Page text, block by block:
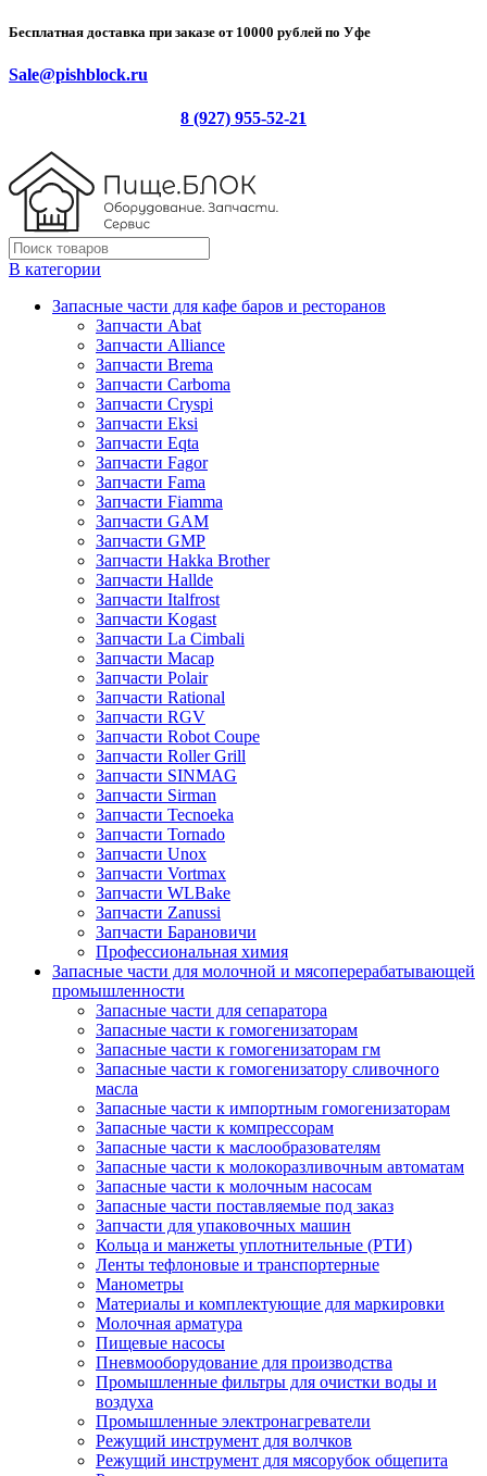
Бесплатная доставка при заказе от 10000 рублей по Уфе
Sale@pishblock.ru
8 (927) 955-52-21
В категории
Запасные части для кафе баров и ресторанов
Запчасти Abat
Запчасти Alliance
Запчасти Brema
Запчасти Carboma
Запчасти Cryspi
Запчасти Eksi
Запчасти Eqta
Запчасти Fagor
Запчасти Fama
Запчасти Fiamma
Запчасти GAM
Запчасти GMP
Запчасти Hakka Brother
Запчасти Hallde
Запчасти Italfrost
Запчасти Kogast
Запчасти La Cimbali
Запчасти Macap
Запчасти Polair
Запчасти Rational
Запчасти RGV
Запчасти Robot Coupe
Запчасти Roller Grill
Запчасти SINMAG
Запчасти Sirman
Запчасти Tecnoeka
Запчасти Tornado
Запчасти Unox
Запчасти Vortmax
Запчасти WLBake
Запчасти Zanussi
Запчасти Барановичи
Профессиональная химия
Запасные части для молочной и мясоперерабатывающей
промышленности
Запасные части для сепаратора
Запасные части к гомогенизаторам
Запасные части к гомогенизаторам гм
Запасные части к гомогенизатору сливочного
масла
Запасные части к импортным гомогенизаторам
Запасные части к компрессорам
Запасные части к маслообразователям
Запасные части к молокоразливочным автоматам
Запасные части к молочным насосам
Запасные части поставляемые под заказ
Запчасти для упаковочных машин
Кольца и манжеты уплотнительные (РТИ)
Ленты тефлоновые и транспортерные
Манометры
Материалы и комплектующие для маркировки
Молочная арматура
Пищевые насосы
Пневмооборудование для производства
Промышленные фильтры для очистки воды и
воздуха
Промышленные электронагреватели
Режущий инструмент для волчков
Режущий инструмент для мясорубок общепита